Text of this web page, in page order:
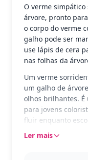
O verme
árvore, pronto
o corpo do verme
galho pode ser
use lápis de cera
nas folhas da
Um verme
um galho de
olhos brilhantes.
para jovens
fluir enquanto
segmento do
Ler mais